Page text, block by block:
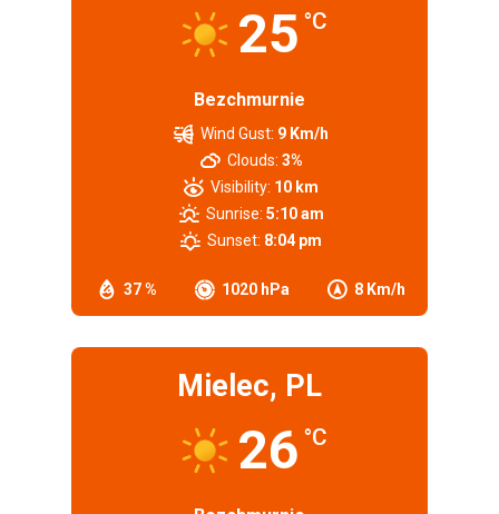
25 °C
Bezchmurnie
37 % 1020 hPa 8 Km/h
Wind Gust: 9 Km/h
Clouds: 3%
Visibility: 10 km
Sunrise: 5:10 am
Sunset: 8:04 pm
Mielec, PL
26 °C